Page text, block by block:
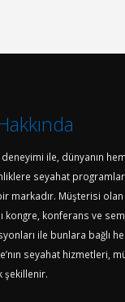
deneyimi ile, dünyanın
seyahat
markadır. Müşterisi
kongre, konferans ve
ile bunlara bağlı
seyahat hizmetleri,
şekillenir.